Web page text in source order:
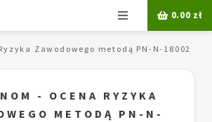
Menu 0.00 zł
Zawodowego metodą PN-N-18002
- OCENA RYZYKA
METODĄ PN-N-